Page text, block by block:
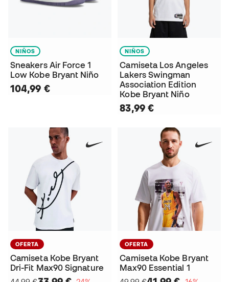
NIÑOS
Sneakers Air Force 1
Low Kobe Bryant Niño
104,99 €
NIÑOS
Camiseta Los Angeles
Lakers Swingman
Association Edition
Kobe Bryant Niño
83,99 €
OFERTA
Camiseta Kobe Bryant
Dri-Fit Max90 Signature
OFERTA
Camiseta Kobe Bryant
Max90 Essential 1